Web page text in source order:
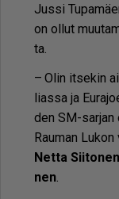
Jus­si
on ol­lut
ta.
– Olin it­se­kin
li­as­sa ja
den SM-sar­jan
Rau­man
Net­ta
nen.